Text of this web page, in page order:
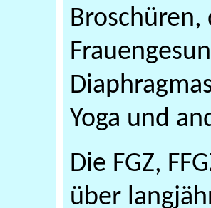
Yoga und
Die FGZ,
über